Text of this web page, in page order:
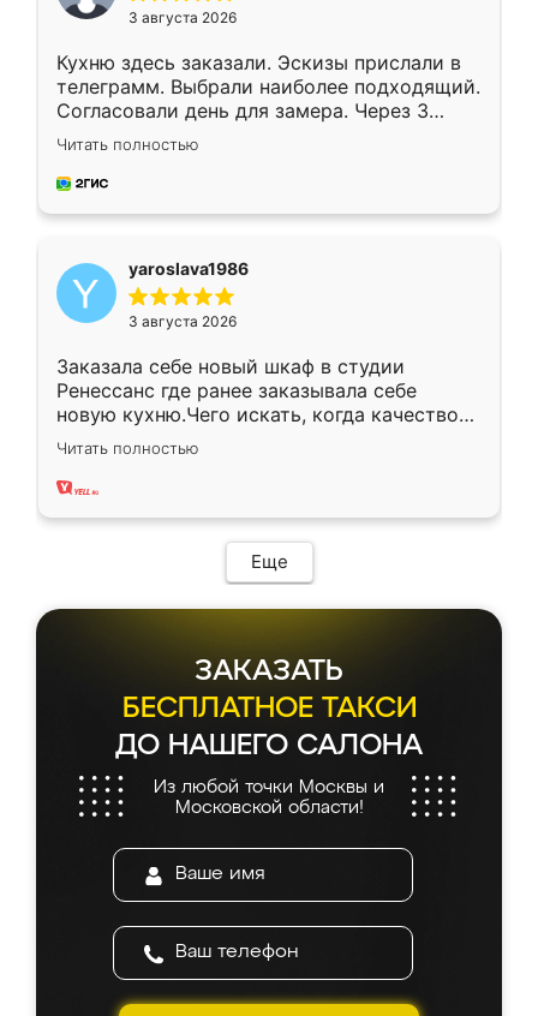
3 августа 2026
Кухню здесь заказали. Эскизы прислали в
телеграмм. Выбрали наиболее подходящий.
Согласовали день для замера. Через 3
недели кухня была уже готова. Остались
довольны работой. Спасибо Ренессанс
мебель за качественную работу!
Читать полностью
yaroslava1986
3 августа 2026
Заказала себе новый шкаф в студии
Ренессанс где ранее заказывала себе
новую кухню.Чего искать, когда качеством
вполне довольна. Служит кухня уже почти
два года, нареканий нет.
Читать полностью
Еще
ЗАКАЗАТЬ
БЕСПЛАТНОЕ ТАКСИ
ДО НАШЕГО САЛОНА
Из любой точки Москвы и
Московской области!